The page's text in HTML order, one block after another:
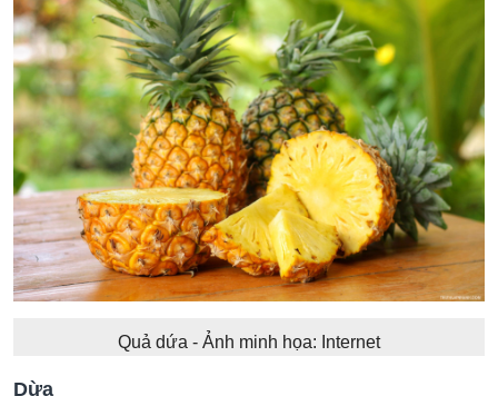
Quả dứa - Ảnh minh họa: Internet
Dừa